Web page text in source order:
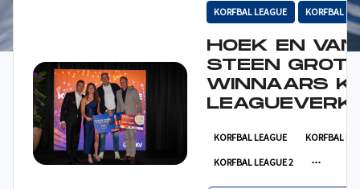
KORFBAL LEAGUE KORFBAL
HOEK EN VAN
STEEN
WINNAARS
KORFBAL LEAGUE KORFBAL
KORFBAL LEAGUE 2